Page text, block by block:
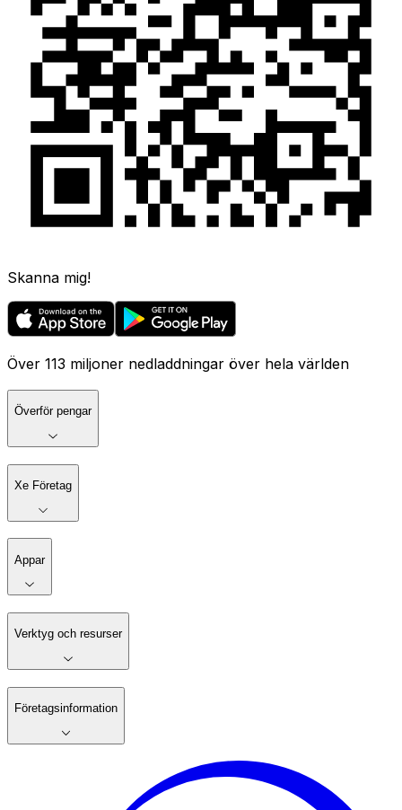
Skanna mig!
Över 113 miljoner nedladdningar över hela världen
Överför pengar
Xe Företag
Appar
Verktyg och resurser
Företagsinformation